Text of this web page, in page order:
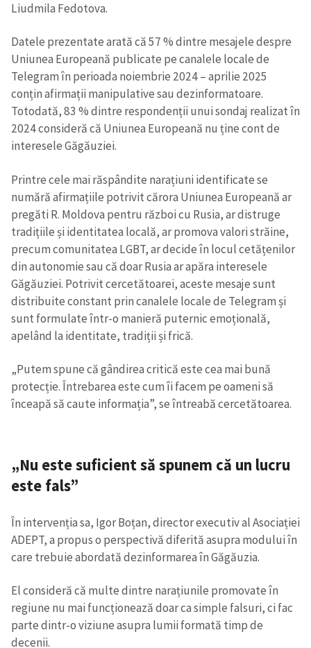
Trimite o informație
Despre ZdG
in English
на русском
Liudmila Fedotova.
Datele prezentate arată că 57 % dintre mesajele despre
Uniunea Europeană publicate pe canalele locale de
Telegram în perioada noiembrie 2024 – aprilie 2025
conțin afirmații manipulative sau dezinformatoare.
Totodată, 83 % dintre respondenții unui sondaj realizat în
2024 consideră că Uniunea Europeană nu ține cont de
interesele Găgăuziei.
Printre cele mai răspândite narațiuni identificate se
numără afirmațiile potrivit cărora Uniunea Europeană ar
pregăti R. Moldova pentru război cu Rusia, ar distruge
tradițiile și identitatea locală, ar promova valori străine,
precum comunitatea LGBT, ar decide în locul cetățenilor
din autonomie sau că doar Rusia ar apăra interesele
Găgăuziei. Potrivit cercetătoarei, aceste mesaje sunt
distribuite constant prin canalele locale de Telegram și
sunt formulate într-o manieră puternic emoțională,
apelând la identitate, tradiții și frică.
„Putem spune că gândirea critică este cea mai bună
protecție. Întrebarea este cum îi facem pe oameni să
înceapă să caute informația”, se întreabă cercetătoarea.
„Nu este suficient să spunem că un lucru
este fals”
În intervenția sa, Igor Boțan, director executiv al Asociației
ADEPT, a propus o perspectivă diferită asupra modului în
care trebuie abordată dezinformarea în Găgăuzia.
El consideră că multe dintre narațiunile promovate în
regiune nu mai funcționează doar ca simple falsuri, ci fac
parte dintr-o viziune asupra lumii formată timp de
decenii.